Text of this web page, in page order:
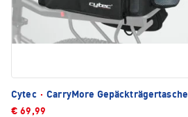
Cytec · CarryMore Gepäckträgertasche
€ 69,99